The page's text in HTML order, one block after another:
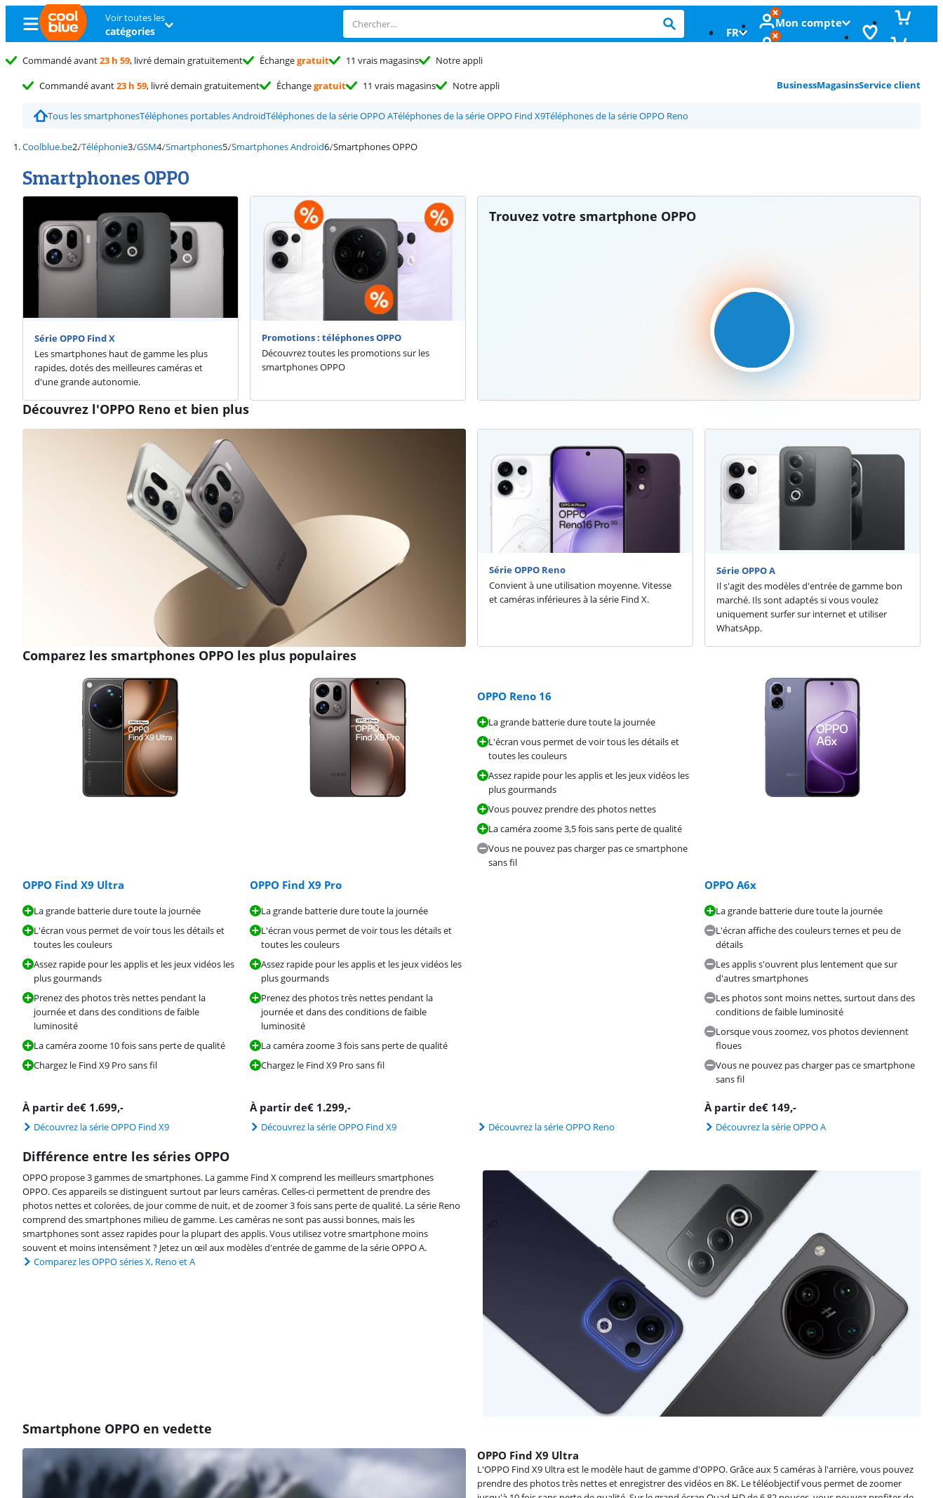
Voir toutes les
catégories FR
Mon compte
Commandé avant23 h 59, livré demain gratuitement Échangegratuit 11 vrais magasins
Notre appli
Commandé avant23 h 59, livré demain gratuitement Échangegratuit 11 vrais magasins Notre appli BusinessMagasinsService client
Tous les smartphonesTéléphones portables AndroidTéléphones de la série OPPO ATéléphones de la série OPPO Find X9Téléphones de la série OPPO Reno
Coolblue.be Téléphonie GSM Smartphones Smartphones Android Smartphones OPPO
Smartphones OPPO
Trouvez votre smartphone OPPO
Série OPPO Find X
Les smartphones haut de gamme les plus
rapides, dotés des meilleures caméras et
d'une grande autonomie.
Promotions : téléphones OPPO
Découvrez toutes les promotions sur les
smartphones OPPO
Découvrez l'OPPO Reno et bien plus
Série OPPO Reno
Convient à une utilisation moyenne. Vitesse
et caméras inférieures à la série Find X.
Série OPPO A
Il s'agit des modèles d'entrée de gamme bon
marché. Ils sont adaptés si vous voulez
uniquement surfer sur internet et utiliser
WhatsApp.
Comparez les smartphones OPPO les plus populaires
OPPO Find X9 Ultra
La grande batterie dure toute la journée
L'écran vous permet de voir tous les détails et
toutes les couleurs
Assez rapide pour les applis et les jeux vidéos les
plus gourmands
Prenez des photos très nettes pendant la
journée et dans des conditions de faible
luminosité
La caméra zoome 10 fois sans perte de qualité
Chargez le Find X9 Pro sans fil
À partir de€ 1.699,-
Découvrez la série OPPO Find X9
OPPO Find X9 Pro
La grande batterie dure toute la journée
L'écran vous permet de voir tous les détails et
toutes les couleurs
Assez rapide pour les applis et les jeux vidéos les
plus gourmands
Prenez des photos très nettes pendant la
journée et dans des conditions de faible
luminosité
La caméra zoome 3 fois sans perte de qualité
Chargez le Find X9 Pro sans fil
À partir de€ 1.299,-
Découvrez la série OPPO Find X9
OPPO Reno 16
La grande batterie dure toute la journée
L'écran vous permet de voir tous les détails et
toutes les couleurs
Assez rapide pour les applis et les jeux vidéos les
plus gourmands
Vous pouvez prendre des photos nettes
La caméra zoome 3,5 fois sans perte de qualité
Vous ne pouvez pas charger pas ce smartphone
sans fil
Découvrez la série OPPO Reno
OPPO A6x
La grande batterie dure toute la journée
L'écran affiche des couleurs ternes et peu de
détails
Les applis s'ouvrent plus lentement que sur
d'autres smartphones
Les photos sont moins nettes, surtout dans des
conditions de faible luminosité
Lorsque vous zoomez, vos photos deviennent
floues
Vous ne pouvez pas charger pas ce smartphone
sans fil
À partir de€ 149,-
Découvrez la série OPPO A
Différence entre les séries OPPO
OPPO propose 3 gammes de smartphones. La gamme Find X comprend les meilleurs smartphones
OPPO. Ces appareils se distinguent surtout par leurs caméras. Celles-ci permettent de prendre des
photos nettes et colorées, de jour comme de nuit, et de zoomer 3 fois sans perte de qualité. La série Reno
comprend des smartphones milieu de gamme. Les caméras ne sont pas aussi bonnes, mais les
smartphones sont assez rapides pour la plupart des applis. Vous utilisez votre smartphone moins
souvent et moins intensément ? Jetez un œil aux modèles d'entrée de gamme de la série OPPO A.
Comparez les OPPO séries X, Reno et A
Smartphone OPPO en vedette
OPPO Find X9 Ultra
L'OPPO Find X9 Ultra est le modèle haut de gamme d'OPPO. Grâce aux 5 caméras à l'arrière, vous pouvez
prendre des photos très nettes et enregistrer des vidéos en 8K. Le téléobjectif vous permet de zoomer